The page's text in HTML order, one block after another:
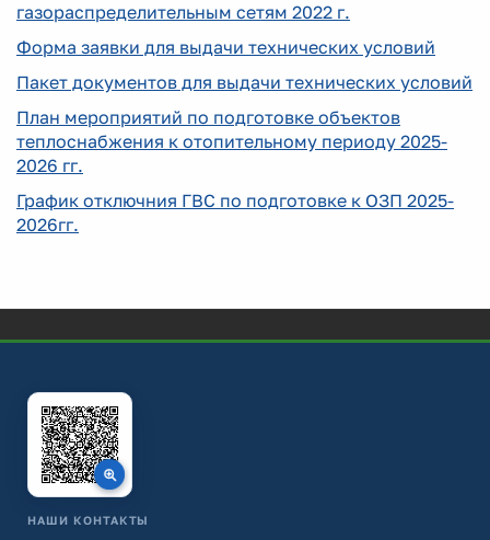
газораспределительным сетям 2022 г.
Форма заявки для выдачи технических условий
Пакет документов для выдачи технических условий
План мероприятий по подготовке объектов
теплоснабжения к отопительному периоду 2025-
2026 гг.
График отключния ГВС по подготовке к ОЗП 2025-
2026гг.
НАШИ КОНТАКТЫ